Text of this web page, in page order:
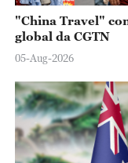
"China Travel"
global da CGTN
05-Aug-2026